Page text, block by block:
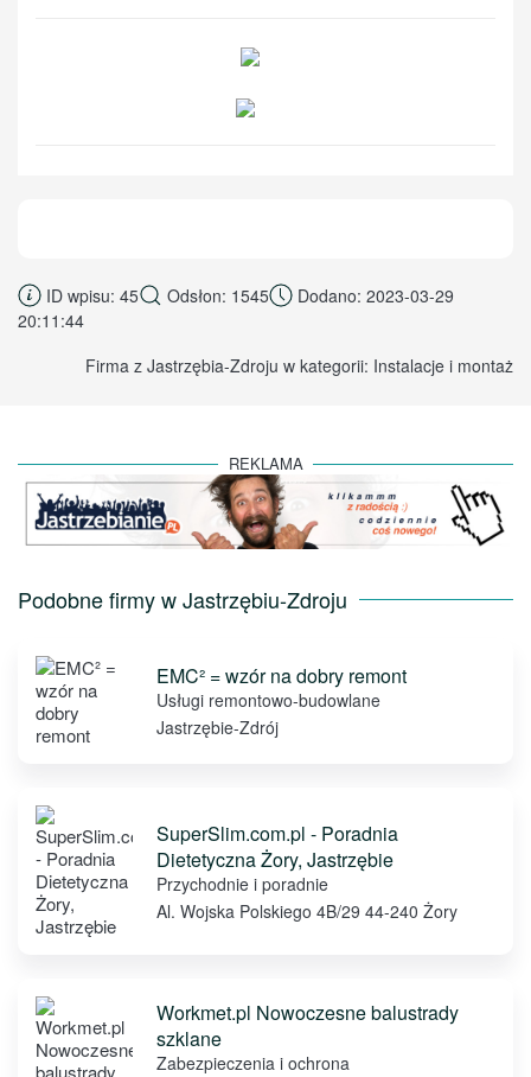
ID wpisu: 45 Odsłon: 1545
Dodano: 2023-03-29
20:11:44
Firma z Jastrzębia-Zdroju w kategorii: Instalacje i montaż
REKLAMA
Podobne firmy w Jastrzębiu-Zdroju
EMC² = wzór na dobry remont
Usługi remontowo-budowlane
Jastrzębie-Zdrój
SuperSlim.com.pl - Poradnia
Dietetyczna Żory, Jastrzębie
Przychodnie i poradnie
Al. Wojska Polskiego 4B/29 44-240 Żory
Workmet.pl Nowoczesne balustrady
szklane
Zabezpieczenia i ochrona